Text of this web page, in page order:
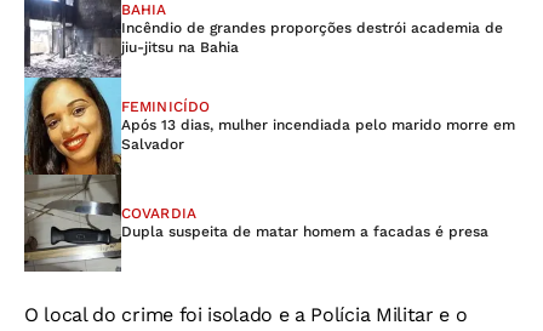
BAHIA
Incêndio de grandes proporções destrói academia de
jiu-jitsu na Bahia
FEMINICÍDO
Após 13 dias, mulher incendiada pelo marido morre em
Salvador
COVARDIA
Dupla suspeita de matar homem a facadas é presa
O local do crime foi isolado e a Polícia Militar e o